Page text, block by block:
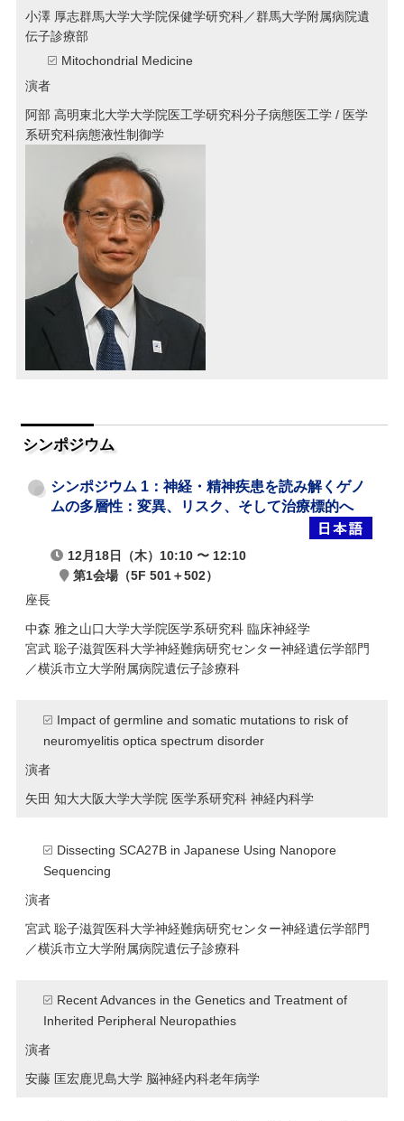
小澤 厚志群馬大学大学院保健学研究科／群馬大学附属病院遺
伝子診療部
Mitochondrial Medicine
演者
阿部 高明東北大学大学院医工学研究科分子病態医工学 / 医学
系研究科病態液性制御学
シンポジウム
シンポジウム 1：神経・精神疾患を読み解くゲノ
ムの多層性： 変異、リスク、そして治療標的へ
12月18日（木）10:10 〜 12:10
第1会場（5F 501＋502）
座長
中森 雅之山口大学大学院医学系研究科 臨床神経学
宮武 聡子滋賀医科大学神経難病研究センター神経遺伝学部門
／横浜市立大学附属病院遺伝子診療科
Impact of germline and somatic mutations to risk of
neuromyelitis optica spectrum disorder
演者
矢田 知大大阪大学大学院 医学系研究科 神経内科学
Dissecting SCA27B in Japanese Using Nanopore
Sequencing
演者
宮武 聡子滋賀医科大学神経難病研究センター神経遺伝学部門
／横浜市立大学附属病院遺伝子診療科
Recent Advances in the Genetics and Treatment of
Inherited Peripheral Neuropathies
演者
安藤 匡宏鹿児島大学 脳神経内科老年病学